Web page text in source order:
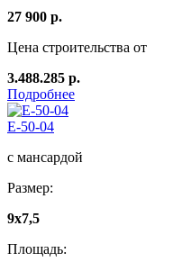
27 900 р.
Цена строительства от
3.488.285 р.
Подробнее
E-50-04
с мансардой
Размер:
9x7,5
Площадь: